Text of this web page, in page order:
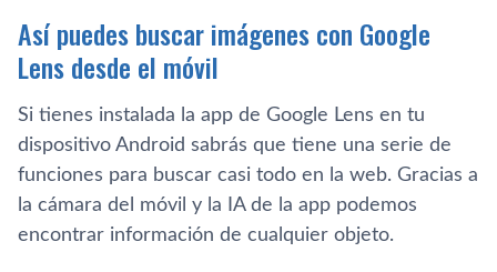
Así puedes buscar imágenes con Google
Lens desde el móvil
Si tienes instalada la app de Google Lens en tu
dispositivo Android sabrás que tiene una serie de
funciones para buscar casi todo en la web. Gracias a
la cámara del móvil y la IA de la app podemos
encontrar información de cualquier objeto.